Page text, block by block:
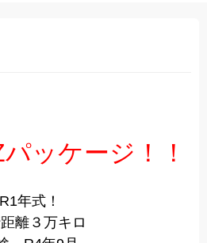
ッケージ！！
R1年式！
離３万キロ